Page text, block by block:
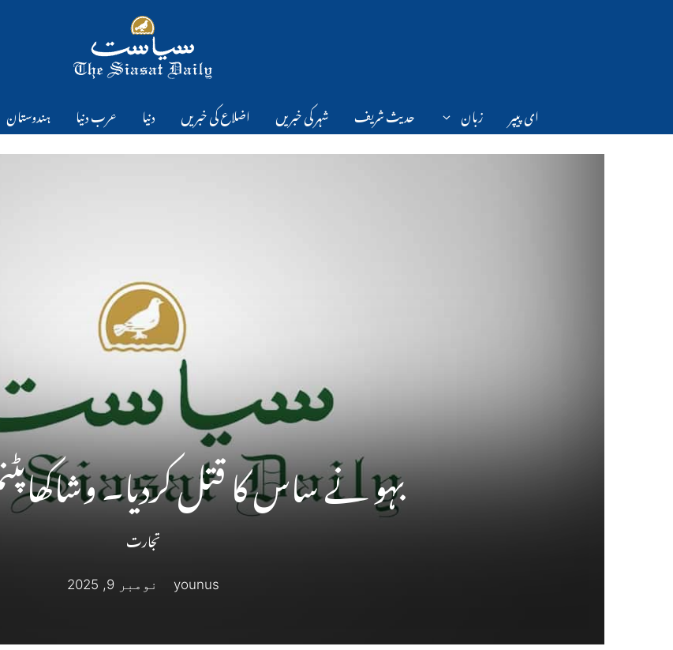
ای پیپر زبان حدیث شریف شہر کی خبریں اضلاع کی خبریں دنیا عرب دنیا ہندوستان
بہو نے ساس کا قتل کردیا۔
تجارت
younus نومبر 9, 2025